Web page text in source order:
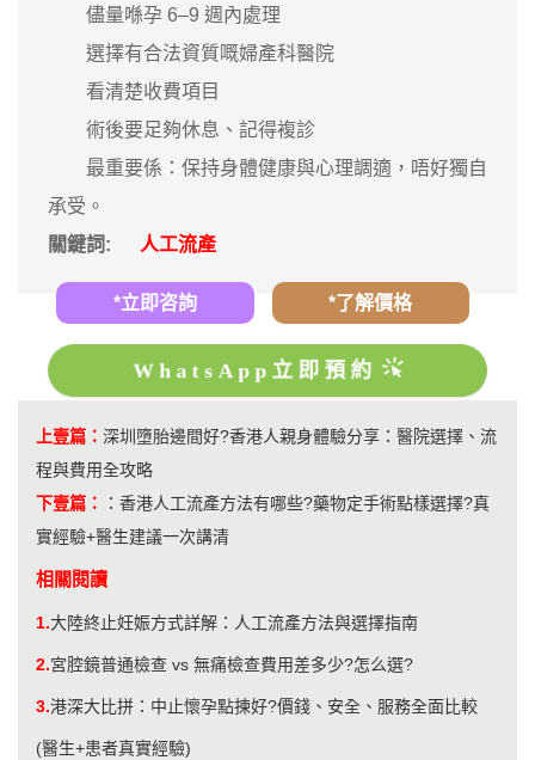
儘量喺孕 6–9 週內處理
選擇有合法資質嘅婦產科醫院
看清楚收費項目
術後要足夠休息、記得複診
最重要係：保持身體健康與心理調適，唔好獨自
承受。
關鍵詞:
人工流產
*立即咨詢 *了解價格
WhatsApp立即預約
上壹篇： 深圳墮胎邊間好?香港人親身體驗分享：醫院選擇、流
程與費用全攻略
下壹篇：
： 香港人工流產方法有哪些?藥物定手術點樣選擇?真
實經驗+醫生建議一次講清
相關閱讀
1.大陸終止妊娠方式詳解：人工流產方法與選擇指南
2.宮腔鏡普通檢查 vs 無痛檢查費用差多少?怎么選?
3.港深大比拼：中止懷孕點揀好?價錢、安全、服務全面比較
(醫生+患者真實經驗)